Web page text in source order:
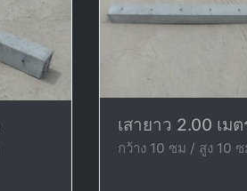
เสายาว 2.00 เม
กว้าง 10 ซม / สูง 10